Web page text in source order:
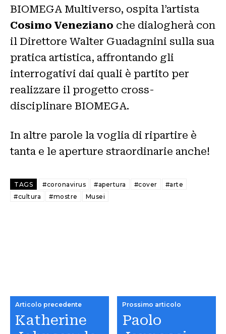
BIOMEGA Multiverso, ospita l’artista
Cosimo Veneziano che dialogherà con
il Direttore Walter Guadagnini sulla sua
pratica artistica, affrontando gli
interrogativi dai quali è partito per
realizzare il progetto cross-
disciplinare BIOMEGA.
In altre parole la voglia di ripartire è
tanta e le aperture straordinarie anche!
TAGS #coronavirus #apertura #cover
#arte
#cultura
#mostre Musei
Articolo precedente
Katherine
Prossimo articolo
Paolo